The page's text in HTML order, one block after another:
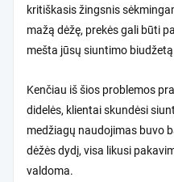
kritiškasis žingsnis
mažą dėžę, prekės gali būti
mešta jūsų siuntimo
Kenčiau iš šios problemos
didelės, klientai skundėsi
medžiagų naudojimas buvo
dėžės dydį, visa likusi
valdoma.